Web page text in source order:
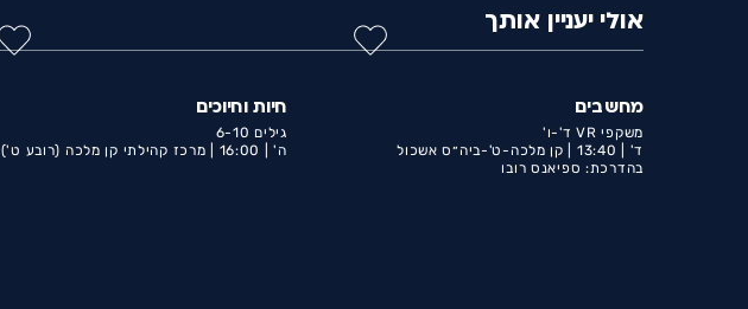
אולי יעניין אותך
מחשבים
משקפי VR ד'-ו'
ד' |
13:40 |
קן מלכה-ט'-ביה״ס אשכול
בהדרכת: ספיאנס רובו
חיות וחיוכים
גילים 6-10
ה' |
16:00 | מרכז קהילתי קן מלכה (רובע ט')